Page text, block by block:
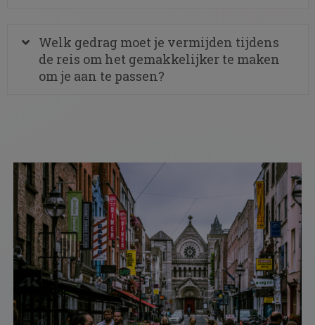
Welk gedrag moet je vermijden tijdens
de reis om het gemakkelijker te maken
om je aan te passen?